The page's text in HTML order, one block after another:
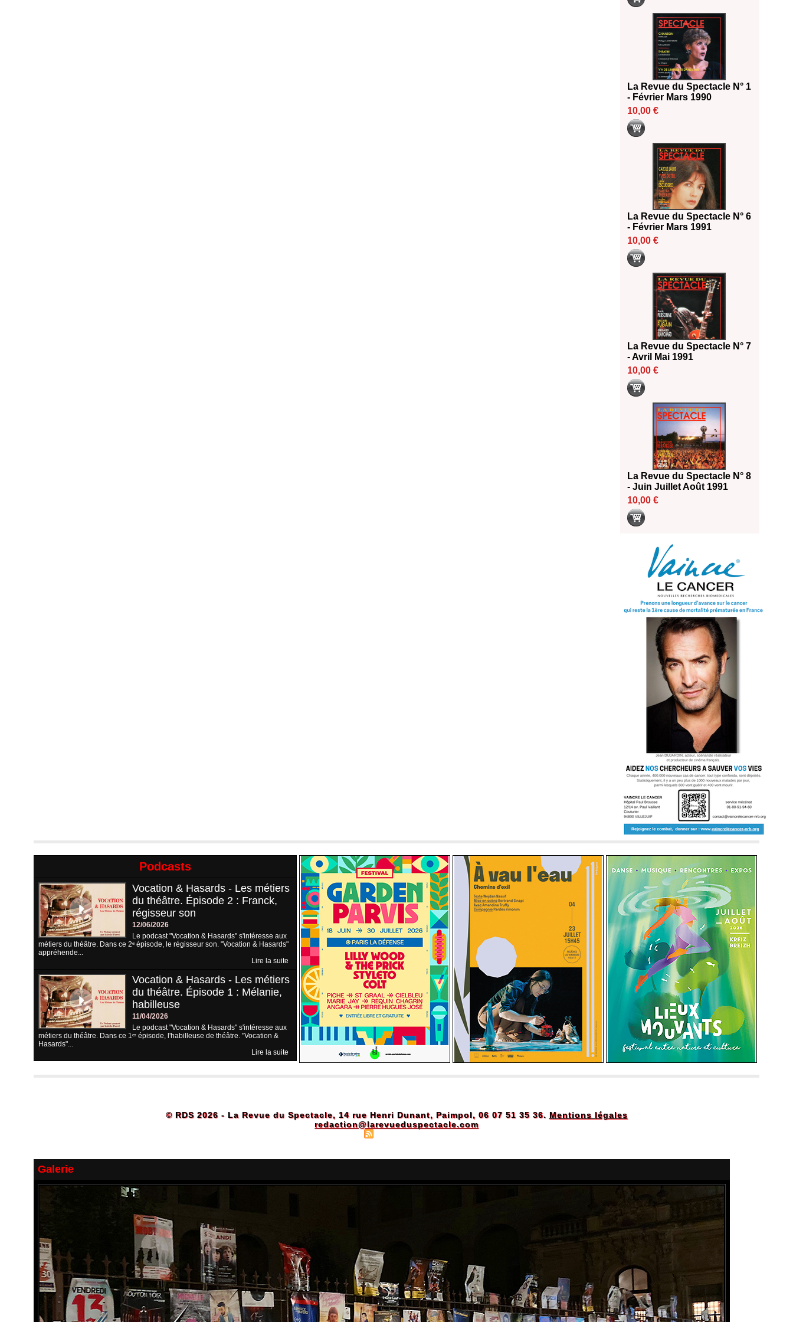
La Revue du Spectacle N° 1
- Février Mars 1990
10,00 €
La Revue du Spectacle N° 6
- Février Mars 1991
10,00 €
La Revue du Spectacle N° 7
- Avril Mai 1991
10,00 €
La Revue du Spectacle N° 8
- Juin Juillet Août 1991
10,00 €
Podcasts
Vocation & Hasards - Les métiers
du théâtre. Épisode 2 : Franck,
régisseur son
12/06/2026
Le podcast "Vocation & Hasards" s'intéresse aux
métiers du théâtre. Dans ce 2ᵉ épisode, le régisseur son. "Vocation & Hasards"
appréhende...
Lire la suite
Vocation & Hasards - Les métiers
du théâtre. Épisode 1 : Mélanie,
habilleuse
11/04/2026
Le podcast "Vocation & Hasards" s'intéresse aux
métiers du théâtre. Dans ce 1ᵉʳ épisode, l'habilleuse de théâtre. "Vocation &
Hasards"...
Lire la suite
© RDS 2026 - La Revue du Spectacle, 14 rue Henri Dunant, Paimpol, 06 07 51 35 36. Mentions légales
redaction@larevueduspectacle.com
Galerie